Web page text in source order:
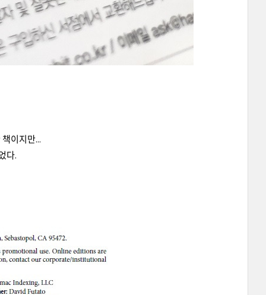
이지만...
다.